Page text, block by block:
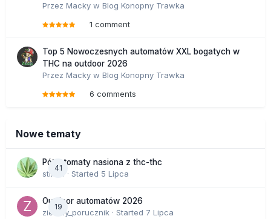
Przez Macky w Blog Konopny Trawka
1 comment
Top 5 Nowoczesnych automatów XXL bogatych w
THC na outdoor 2026
Przez Macky w Blog Konopny Trawka
6 comments
Nowe tematy
41
Półautomaty nasiona z thc-thc
stix33
· Started 5 Lipca
19
Outdoor automatów 2026
zielony_porucznik · Started 7 Lipca